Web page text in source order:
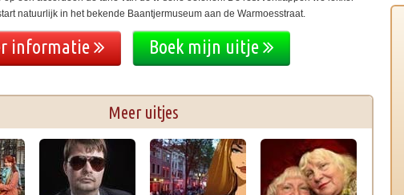
natuurlijk in het bekende Baantjermuseum aan de Warmoesstraat.
informatie Boek mijn uitje
Meer uitjes